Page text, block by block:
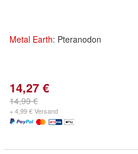
Metal Earth: Pteranodon
14,27 €
14,99 €
+ 4,99 € Versand